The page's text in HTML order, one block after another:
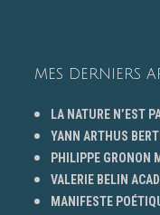
MES DERNIERS
LA NATURE N’EST
YANN ARTHUS
PHILIPPE GRONON
VALERIE BELIN
MANIFESTE